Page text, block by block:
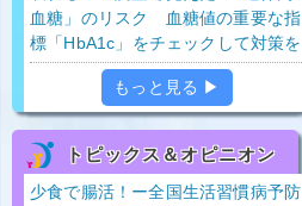
血糖」のリスク 血糖値の重要な指
標「HbA1c」をチェックして対策を
もっと見る ▶
トピックス＆オピニオン
少食で腸活！ー全国生活習慣病予防